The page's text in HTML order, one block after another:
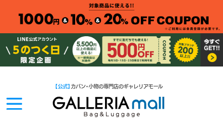
【公式】 カバン・小物の専門店のギャレリアモール